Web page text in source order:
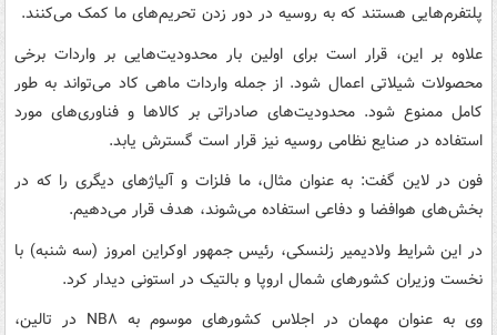
پلتفرم‌هایی هستند که به روسیه در دور زدن تحریم‌های ما کمک می‌کنند.
علاوه بر این، قرار است برای اولین بار محدودیت‌هایی بر واردات برخی
محصولات شیلاتی اعمال شود. از جمله واردات ماهی کاد می‌تواند به طور
کامل ممنوع شود. محدودیت‌های صادراتی بر کالاها و فناوری‌های مورد
استفاده در صنایع نظامی روسیه نیز قرار است گسترش یابد.
فون در لاین گفت: به عنوان مثال، ما فلزات و آلیاژهای دیگری را که در
بخش‌های هوافضا و دفاعی استفاده می‌شوند، هدف قرار می‌دهیم.
در این شرایط ولادیمیر زلنسکی، رئیس جمهور اوکراین امروز (سه شنبه) با
نخست وزیران کشورهای شمال اروپا و بالتیک در استونی دیدار کرد.
وی به عنوان مهمان در اجلاس کشورهای موسوم به NB۸ در تالین،